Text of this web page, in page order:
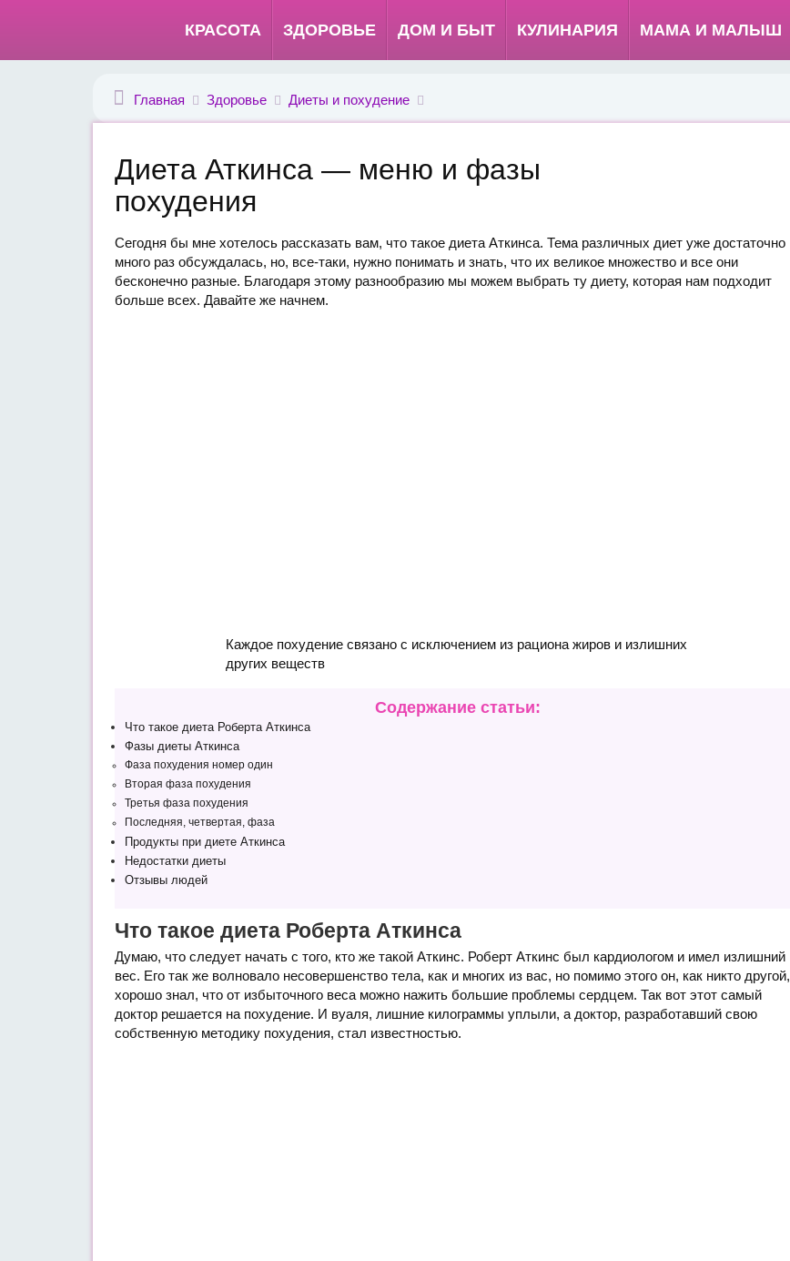
КРАСОТА ЗДОРОВЬЕ ДОМ И БЫТ КУЛИНАРИЯ МАМА И МАЛЫШ
Главная Здоровье Диеты и похудение
Диета Аткинса — меню и фазы
похудения
Сегодня бы мне хотелось рассказать вам, что такое диета Аткинса. Тема различных диет уже достаточно
много раз обсуждалась, но, все-таки, нужно понимать и знать, что их великое множество и все они
бесконечно разные. Благодаря этому разнообразию мы можем выбрать ту диету, которая нам подходит
больше всех. Давайте же начнем.
Каждое похудение связано с исключением из рациона жиров и излишних
других веществ
Содержание статьи:
Что такое диета Роберта Аткинса
Фазы диеты Аткинса
Фаза похудения номер один
Вторая фаза похудения
Третья фаза похудения
Последняя, четвертая, фаза
Продукты при диете Аткинса
Недостатки диеты
Отзывы людей
Что такое диета Роберта Аткинса
Думаю, что следует начать с того, кто же такой Аткинс. Роберт Аткинс был кардиологом и имел излишний
вес. Его так же волновало несовершенство тела, как и многих из вас, но помимо этого он, как никто другой,
хорошо знал, что от избыточного веса можно нажить большие проблемы сердцем. Так вот этот самый
доктор решается на похудение. И вуаля, лишние килограммы уплыли, а доктор, разработавший свою
собственную методику похудения, стал известностью.